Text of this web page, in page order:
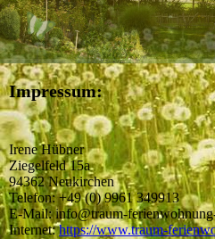
Impressum:
Irene Hübner
Ziegelfeld 15a
94362 Neukirchen
Telefon: +49 (0) 9961 349913
E-Mail: info@traum-
Internet:https://www.traum-